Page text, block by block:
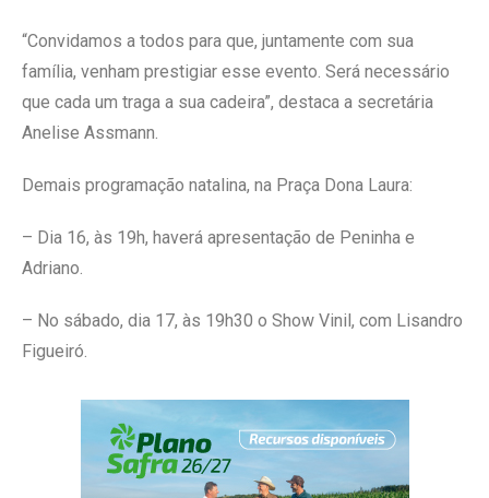
“Convidamos a todos para que, juntamente com sua
família, venham prestigiar esse evento. Será necessário
que cada um traga a sua cadeira”, destaca a secretária
Anelise Assmann.
Demais programação natalina, na Praça Dona Laura:
– Dia 16, às 19h, haverá apresentação de Peninha e
Adriano.
– No sábado, dia 17, às 19h30 o Show Vinil, com Lisandro
Figueiró.